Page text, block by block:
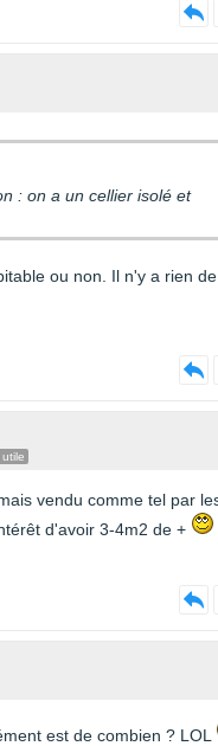
: on a un cellier isolé et
ou non. Il n'y a rien de
utile
vendu comme tel par
d'avoir 3-4m2 de +
est de combien ? LOL